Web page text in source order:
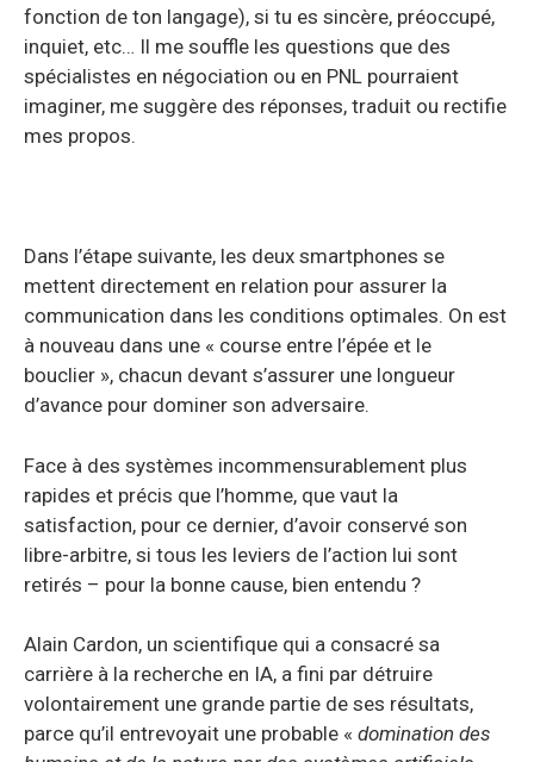
fonction de ton langage), si tu es sincère, préoccupé,
inquiet, etc… Il me souffle les questions que des
spécialistes en négociation ou en PNL pourraient
imaginer, me suggère des réponses, traduit ou rectifie
mes propos.
Dans l’étape suivante, les deux smartphones se
mettent directement en relation pour assurer la
communication dans les conditions optimales. On est
à nouveau dans une « course entre l’épée et le
bouclier », chacun devant s’assurer une longueur
d’avance pour dominer son adversaire.
Face à des systèmes incommensurablement plus
rapides et précis que l’homme, que vaut la
satisfaction, pour ce dernier, d’avoir conservé son
libre-arbitre, si tous les leviers de l’action lui sont
retirés – pour la bonne cause, bien entendu ?
Alain Cardon, un scientifique qui a consacré sa
carrière à la recherche en IA, a fini par détruire
volontairement une grande partie de ses résultats,
parce qu’il entrevoyait une probable « domination des